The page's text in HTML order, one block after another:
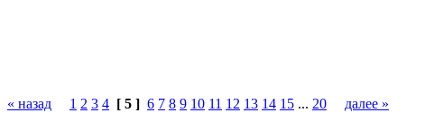
« назад 1 2 3 4 [ 5 ] 6 7 8 9 10 11 12 13 14 15 ... 20 далее »